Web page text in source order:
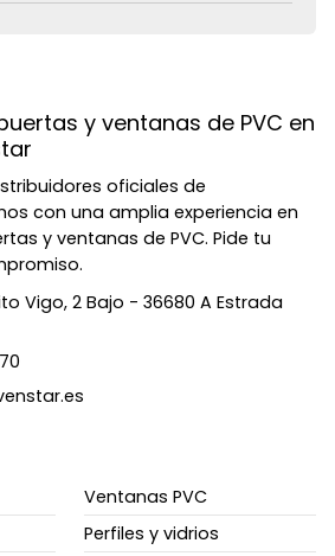
y ventanas de PVC en
oficiales de
con una amplia experiencia en
y ventanas de PVC. Pide tu
Vigo, 2 Bajo - 36680 A Estrada
Ventanas PVC
Perfiles y vidrios